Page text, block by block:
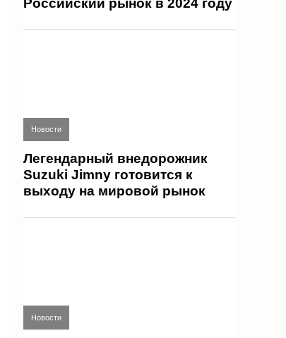
Российский рынок в 2024 году
Новости
Легендарный внедорожник
Suzuki Jimny готовится к
выходу на мировой рынок
Новости